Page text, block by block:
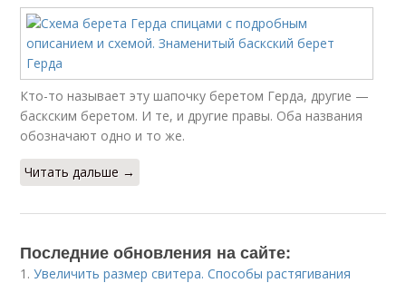
Кто-то называет эту шапочку беретом Герда, другие —
баскским беретом. И те, и другие правы. Оба названия
обозначают одно и то же.
Читать дальше →
Последние обновления на сайте:
1.Увеличить размер свитера. Способы растягивания